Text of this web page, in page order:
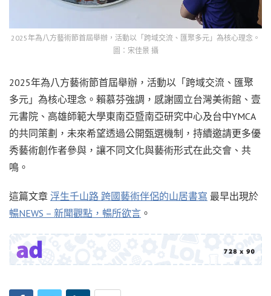
2025年為八方藝術節首屆舉辦，活動以「跨域交流、匯聚多元」為核心理念。
圖：宋佳景 攝
2025年為八方藝術節首屆舉辦，活動以「跨域交流、匯聚
多元」為核心理念。賴慕芬強調，感謝國立台灣美術館、壹
元書院、高雄師範大學東南亞暨南亞研究中心及台中YMCA
的共同策劃，未來希望透過公開甄選機制，持續邀請更多優
秀藝術創作者參與，讓不同文化與藝術形式在此交會、共
鳴。
這篇文章 浮生千山路 跨國藝術伴侶的山居書寫 最早出現於
暢NEWS – 新聞觀點，暢所欲言 。